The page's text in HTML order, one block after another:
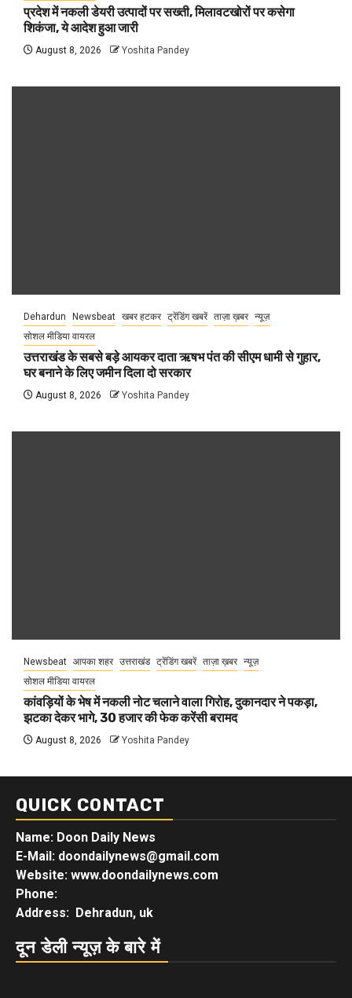
प्रदेश में नकली डेयरी उत्पादों पर सख्ती, मिलावटखोरों पर कसेगा
शिकंजा, ये आदेश हुआ जारी
August 8, 2026 Yoshita Pandey
Dehardun Newsbeat खबर हटकर ट्रेंडिंग खबरें ताज़ा ख़बर न्यूज़
सोशल मीडिया वायरल
उत्तराखंड के सबसे बड़े आयकर दाता ऋषभ पंत की सीएम धामी से गुहार,
घर बनाने के लिए जमीन दिला दो सरकार
August 8, 2026 Yoshita Pandey
Newsbeat आपका शहर उत्तराखंड ट्रेंडिंग खबरें ताज़ा ख़बर न्यूज़
सोशल मीडिया वायरल
कांवड़ियों के भेष में नकली नोट चलाने वाला गिरोह, दुकानदार ने पकड़ा,
झटका देकर भागे, 30 हजार की फेक करेंसी बरामद
August 8, 2026 Yoshita Pandey
QUICK CONTACT
Name: Doon Daily News
E-Mail: doondailynews@gmail.com
Website: www.doondailynews.com
Phone:
Address: Dehradun, uk
दून डेली न्यूज़ के बारे में